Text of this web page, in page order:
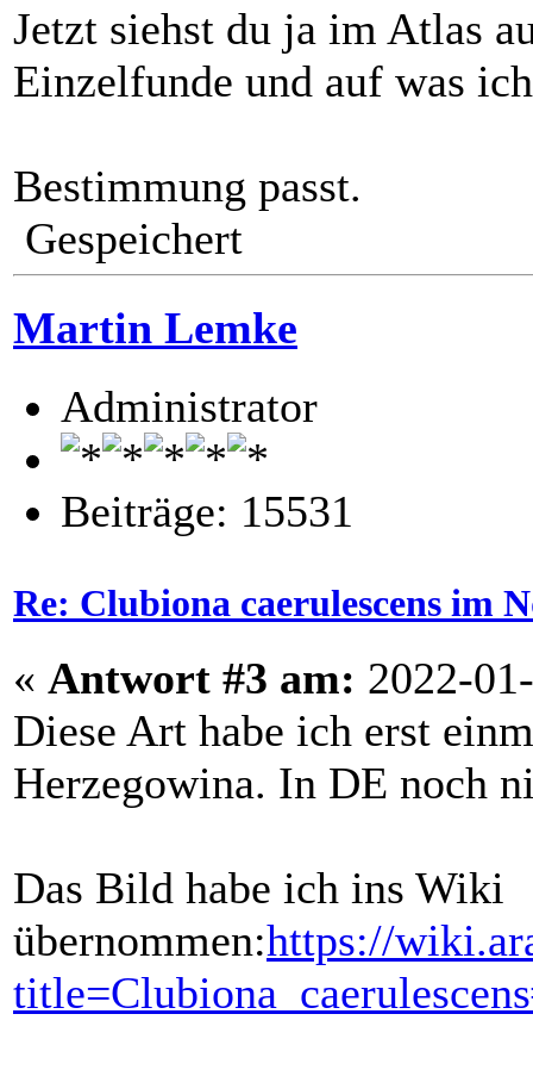
Jetzt siehst du ja im Atlas
Einzelfunde und auf was
Bestimmung passt.
Gespeichert
Martin Lemke
Administrator
Beiträge: 15531
Re: Clubiona caerulescens im
« Antwort #3 am: 2022-
Diese Art habe ich erst
Herzegowina. In DE noch
Das Bild habe ich ins Wiki
übernommen:https://